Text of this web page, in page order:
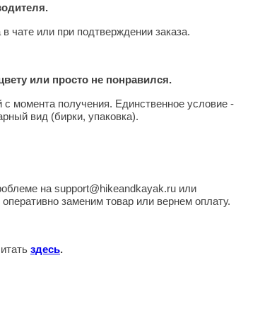
чате или при подтверждении заказа.
или просто не понравился.
с момента получения. Единственное условие -
вид (бирки, упаковка).
на support@hikeandkayak.ru или
заменим товар или вернем оплату.
здесь.